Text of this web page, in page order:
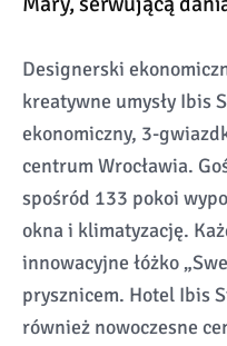
Designerski
kreatywne umysły Ibis
ekonomiczny, 3-
centrum Wrocławia.
spośród 133 pokoi
okna i klimatyzację.
innowacyjne łóżko
prysznicem. Hotel Ibis
również nowoczesne